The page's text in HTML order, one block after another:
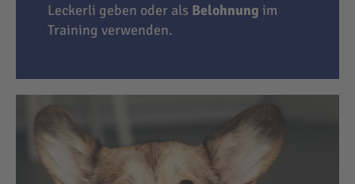
Leckerli geben oder als Belohnung im
Training verwenden.